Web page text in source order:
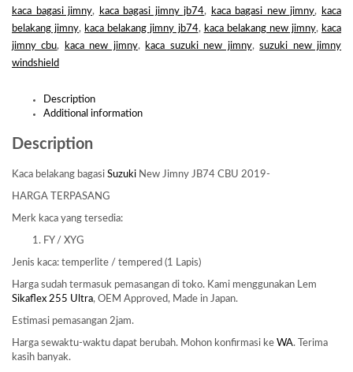
kaca bagasi jimny, kaca bagasi jimny jb74, kaca bagasi new jimny,
kaca
belakang jimny, kaca belakang jimny jb74, kaca belakang new jimny, kaca
jimny cbu, kaca new jimny, kaca suzuki new jimny,suzuki new jimny
windshield
Description
Additional information
Description
Kaca belakang bagasi Suzuki New Jimny JB74 CBU 2019-
HARGA TERPASANG
Merk kaca yang tersedia:
FY / XYG
Jenis kaca: temperlite / tempered (1 Lapis)
Harga sudah termasuk pemasangan di toko. Kami menggunakan Lem
Sikaflex 255 Ultra, OEM Approved, Made in Japan.
Estimasi pemasangan 2jam.
Harga sewaktu-waktu dapat berubah. Mohon konfirmasi ke WA. Terima
kasih banyak.